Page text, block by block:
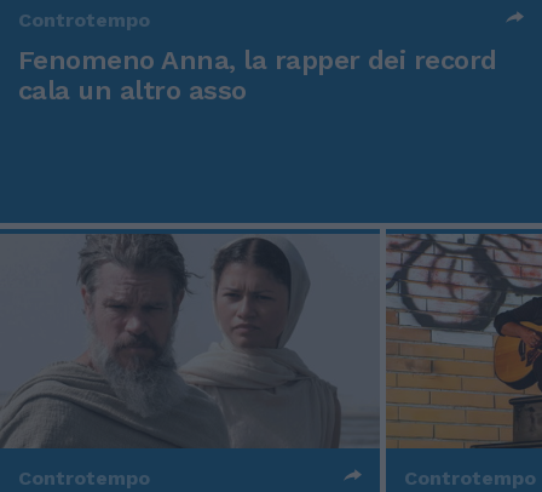
Controtempo
Fenomeno Anna, la rapper dei record
cala un altro asso
Controtempo Controtempo